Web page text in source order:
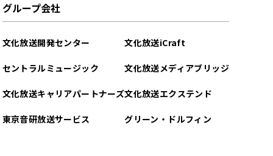
グループ会社
文化放送開発センター
セントラルミュージック
文化放送キャリアパートナーズ
東京音研放送サービス
文化放送iCraft
文化放送メディアブリッジ
文化放送エクステンド
グリーン・ドルフィン